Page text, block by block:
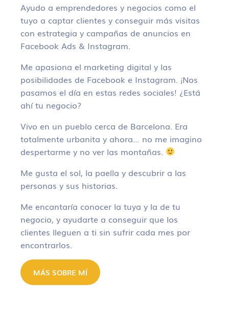
Ayudo a emprendedores y negocios como el
tuyo a captar clientes y conseguir más visitas
con estrategia y campañas de anuncios en
Facebook Ads & Instagram.
Me apasiona el marketing digital y las
posibilidades de Facebook e Instagram. ¡Nos
pasamos el día en estas redes sociales! ¿Está
ahí tu negocio?
Vivo en un pueblo cerca de Barcelona. Era
totalmente urbanita y ahora… no me imagino
despertarme y no ver las montañas.
Me gusta el sol, la paella y descubrir a las
personas y sus historias.
Me encantaría conocer la tuya y la de tu
negocio, y ayudarte a conseguir que los
clientes lleguen a ti sin sufrir cada mes por
encontrarlos.
MÁS SOBRE MÍ